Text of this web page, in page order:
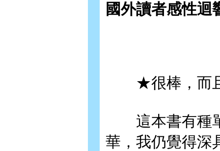
國外讀者感性迴
★很棒，而
這本書有種單
華，我仍覺得深